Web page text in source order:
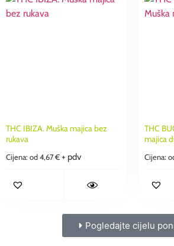
THC IBIZA. Muška majica bez
rukava
Cijena: od 4,67 € + pdv
THC
majica
Cijena:
Pogledajte cijelu